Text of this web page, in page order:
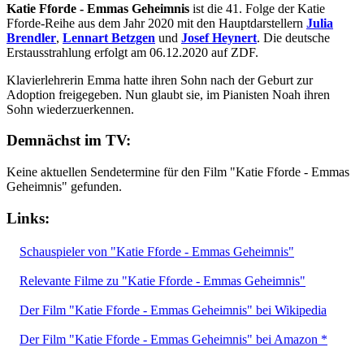
Katie Fforde - Emmas Geheimnis ist die 41. Folge der Katie
Fforde-Reihe aus dem Jahr 2020 mit den Hauptdarstellern Julia
Brendler, Lennart Betzgen und Josef Heynert. Die deutsche
Erstausstrahlung erfolgt am 06.12.2020 auf ZDF.
Klavierlehrerin Emma hatte ihren Sohn nach der Geburt zur
Adoption freigegeben. Nun glaubt sie, im Pianisten Noah ihren
Sohn wiederzuerkennen.
Demnächst im TV:
Keine aktuellen Sendetermine für den Film "Katie Fforde - Emmas
Geheimnis" gefunden.
Links:
Schauspieler von "Katie Fforde - Emmas Geheimnis"
Relevante Filme zu "Katie Fforde - Emmas Geheimnis"
Der Film "Katie Fforde - Emmas Geheimnis" bei Wikipedia
Der Film "Katie Fforde - Emmas Geheimnis" bei Amazon *